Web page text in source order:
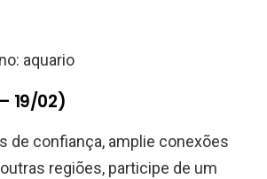
19/02)
de confiança, amplie conexões
regiões, participe de um